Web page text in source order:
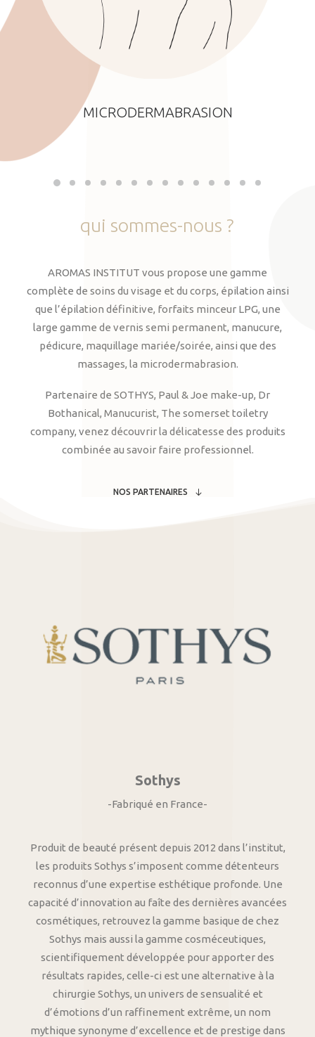
MICRODERMABRASION
qui sommes-nous ?
AROMAS INSTITUT vous propose une gamme
complète de soins du visage et du corps, épilation ainsi
que l’épilation définitive, forfaits minceur LPG, une
large gamme de vernis semi permanent, manucure,
pédicure, maquillage mariée/soirée, ainsi que des
massages, la microdermabrasion.
Partenaire de SOTHYS, Paul & Joe make-up, Dr
Bothanical, Manucurist, The somerset toiletry
company, venez découvrir la délicatesse des produits
combinée au savoir faire professionnel.
NOS PARTENAIRES
Sothys
-Fabriqué en France-
Produit de beauté présent depuis 2012 dans l’institut,
les produits Sothys s’imposent comme détenteurs
reconnus d’une expertise esthétique profonde. Une
capacité d’innovation au faîte des dernières avancées
cosmétiques, retrouvez la gamme basique de chez
Sothys mais aussi la gamme cosméceutiques,
scientifiquement développée pour apporter des
résultats rapides, celle-ci est une alternative à la
chirurgie Sothys, un univers de sensualité et
d’émotions d’un raffinement extrême, un nom
mythique synonyme d’excellence et de prestige dans